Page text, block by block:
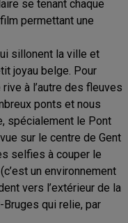
se tenant chaque
permettant une
sillonent la ville et
joyau belge. Pour
à l’autre des fleuves
ponts et nous
spécialement le Pont
sur le centre de Gent
selfies à couper le
un environnement
vers l’extérieur de la
Bruges qui relie, par